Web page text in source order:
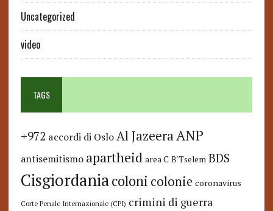
Uncategorized
video
TAGS
+972 accordi di Oslo Al JazeeraANP
antisemitismo apartheid area C B'Tselem BDS
Cisgiordaniacoloni colonie coronavirus
Corte Penale Internazionale (CPI) crimini di guerra